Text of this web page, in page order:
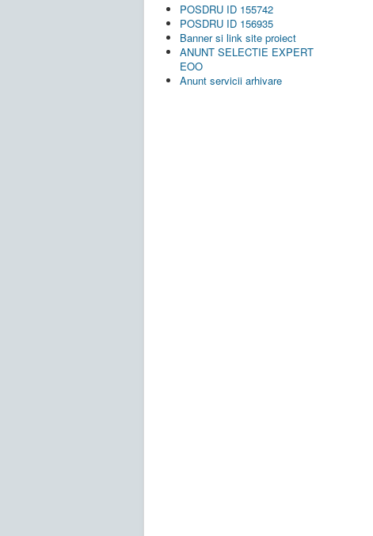
POSDRU ID 155742
POSDRU ID 156935
Banner si link site proiect
ANUNT SELECTIE EXPERT
EOO
Anunt servicii arhivare